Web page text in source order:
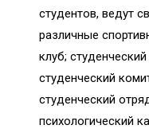
студентов, ведут
различные
клуб;
студенческий
студенческий
психологический